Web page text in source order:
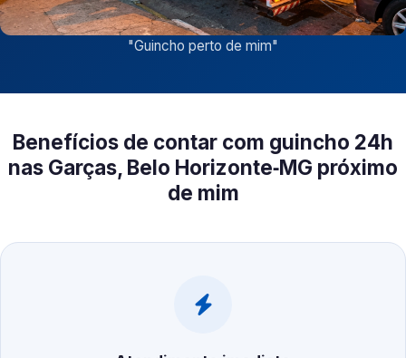
"Guincho perto de mim"
Benefícios de contar com guincho 24h
nas Garças, Belo Horizonte‑MG próximo
de mim